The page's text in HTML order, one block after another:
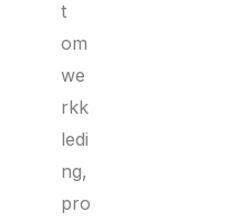
t
om
we
rkk
ledi
ng,
pro